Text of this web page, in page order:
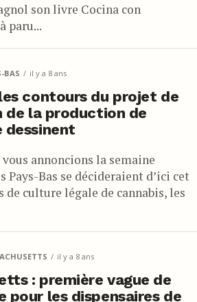
son livre Cocina con
paru...
BAS il y a 8 ans
contours du projet de
de la production de
dessinent
annoncions la semaine
Pays-Bas se décideraient d’ici cet
de culture légale de cannabis, les
il y a 8 ans
: première vague de
pour les dispensaires de